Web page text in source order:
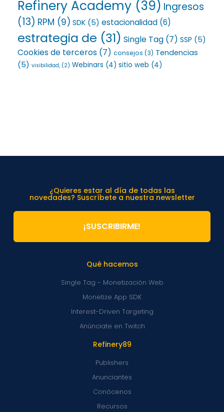
Refinery Academy (39) Ingresos
(13) RPM (9) SDK (5) estacionalidad (6)
estrategia de (31) Single Tag (7) SSP (5)
Cookies de terceros (7) consejos (3) Tendencias
(5) visibilidad, (2) Webinars (4) sitio web (4)
Refinery89
Publishers
Anunciantes
Conócenos
Recursos
Qué hacemos
Single Tag - Monetización Web
Monetize App SDK
Interest-Driven Targeting
Anúnciate en Twitch
¿Quieres estar al día de todas las
novedades? Suscríbete a nuestra newsletter
¡SUSCRIBIRME!